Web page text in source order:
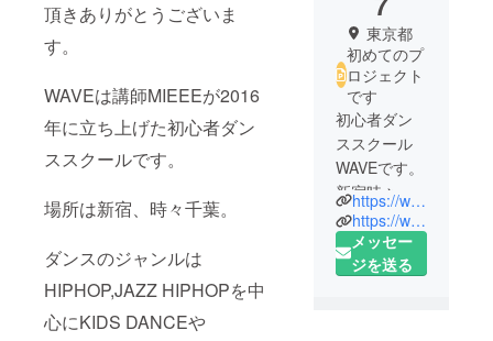
頂きありがとうございま
す。
WAVEは講師MIEEEが2016
年に立ち上げた初心者ダン
ススクールです。
場所は新宿、時々千葉。
ダンスのジャンルは
HIPHOP,JAZZ HIPHOPを中
心にKIDS DANCEや
東京都
初めてのプ
ロジェクト
です
初心者ダン
ススクール
WAVEです。
新宿時々千
葉にてレッ
スン開催
中。
https://www.facebook.com/wavedance127/
https://www.instagram.com/wavedance127/?hl=en
メッセー
ジを送る